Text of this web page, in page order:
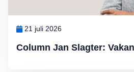
Column Jan Slagter:
21 juli 2026